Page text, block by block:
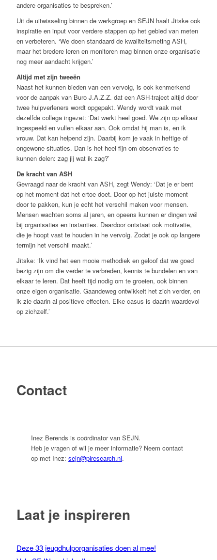
andere organisaties te bespreken.’
Uit de uitwisseling binnen de werkgroep en SEJN haalt Jitske ook
inspiratie en input voor verdere stappen op het gebied van meten
en verbeteren. ‘We doen standaard de kwaliteitsmeting ASH,
maar het bredere leren en monitoren mag binnen onze organisatie
nog meer aandacht krijgen.’
Altijd met zijn tweeën
Naast het kunnen bieden van een vervolg, is ook kenmerkend
voor de aanpak van Buro J.A.Z.Z. dat een ASH-traject altijd door
twee hulpverleners wordt opgepakt. Wendy wordt vaak met
dezelfde collega ingezet: ‘Dat werkt heel goed. We zijn op elkaar
ingespeeld en vullen elkaar aan. Ook omdat hij man is, en ik
vrouw. Dat kan helpend zijn. Daarbij kom je vaak in heftige of
ongewone situaties. Dan is het heel fijn om observaties te
kunnen delen: zag jij wat ik zag?’
De kracht van ASH
Gevraagd naar de kracht van ASH, zegt Wendy: ‘Dat je er bent
op het moment dat het ertoe doet. Door op het juiste moment
door te pakken, kun je echt het verschil maken voor mensen.
Mensen wachten soms al jaren, en opeens kunnen er dingen wél
bij organisaties en instanties. Daardoor ontstaat ook motivatie,
die je hoopt vast te houden in he vervolg. Zodat je ook op langere
termijn het verschil maakt.’
Jitske: ‘Ik vind het een mooie methodiek en geloof dat we goed
bezig zijn om die verder te verbreden, kennis te bundelen en van
elkaar te leren. Dat heeft tijd nodig om te groeien, ook binnen
onze eigen organisatie. Gaandeweg ontwikkelt het zich verder, en
ik zie daarin al positieve effecten. Elke casus is daarin waardevol
op zichzelf.’
Contact
Inez Berends is coördinator van SEJN.
Heb je vragen of wil je meer informatie? Neem contact
op met Inez:sejn@piresearch.nl.
Laat je inspireren
Deze 33 jeugdhulporganisaties doen al mee!